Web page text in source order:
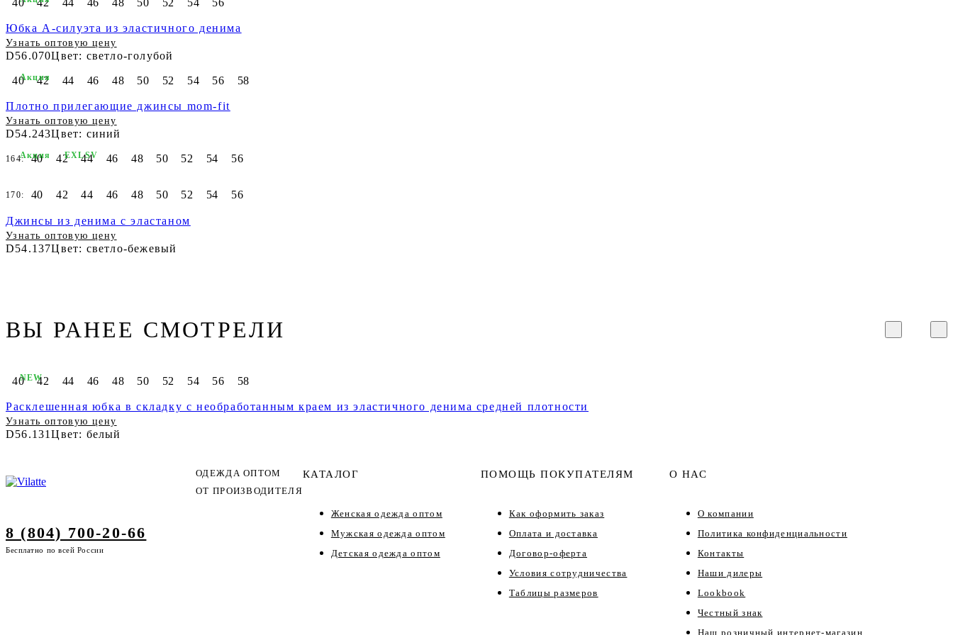
40 42 44 46 48 50 52 54 56
Юбка А-силуэта из эластичного денима
Узнать оптовую цену
D56.070Цвет: светло-голубой
40 42 44 46 48 50 52 54 56 58
Плотно прилегающие джинсы mom-fit
Узнать оптовую цену
D54.243Цвет: синий
Акция
164: 40 42 44 46 48 50 52 54 56
170: 40 42 44 46 48 50 52 54 56
Джинсы из денима с эластаном
Узнать оптовую цену
D54.137Цвет: светло-бежевый
Акция EXLSV
ВЫ РАНЕЕ СМОТРЕЛИ
40 42 44 46 48 50 52 54 56 58
Расклешенная юбка в складку с необработанным краем из эластичного денима средней плотности
Узнать оптовую цену
D56.131Цвет: белый
NEW
ОДЕЖДА ОПТОМ
ОТ ПРОИЗВОДИТЕЛЯ
8 (804) 700-20-66
Бесплатно по всей России
КАТАЛОГ
Женская одежда оптом
Мужская одежда оптом
Детская одежда оптом
ПОМОЩЬ ПОКУПАТЕЛЯМ
Как оформить заказ
Оплата и доставка
Договор-оферта
Условия сотрудничества
Таблицы размеров
О НАС
О компании
Политика конфиденциальности
Контакты
Наши дилеры
Lookbook
Честный знак
Наш розничный интернет-магазин